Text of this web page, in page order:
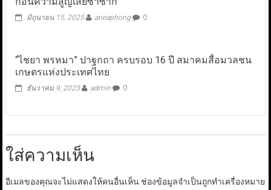
มิถุนายน 15, 2025 aneaphong 0
“ไชยา พรหมา” ปาฐกถา ครบรอบ 16 ปี สมาคมสื่อมวลชน
เกษตรแห่งประเทศไทย
ธันวาคม 9, 2023 admin 0
ใส่ความเห็น
อีเมลของคุณจะไม่แสดงให้คนอื่นเห็น ช่องข้อมูลจำเป็นถูกทำเครื่องหมาย